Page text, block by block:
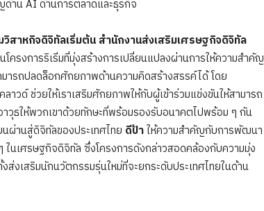
ด้าน AI ด้านการตลาดและธุรกิจ
าหกิจดิจิทัลเริ่มต้น สำนักงานส่งเสริมเศรษฐกิจดิจิทัล
โครงการริเริ่มที่มุ่งสร้างการเปลี่ยนแปลงผ่านการให้ความสำคัญ
รถปลดล็อกศักยภาพด้านความคิดสร้างสรรค์ได้ โดย
าวด์ ช่วยให้เราเสริมศักยภาพให้กับผู้เข้าร่วมแข่งขันให้สามารถ
วุธให้พวกเขาด้วยทักษะที่พร้อมรองรับอนาคตไปพร้อม ๆ กัน
ผ่านสู่ดิจิทัลของประเทศไทย ดีป้าให้ความสำคัญกับการพัฒนา
นเศรษฐกิจดิจิทัล ซึ่งโครงการดังกล่าวสอดคล้องกับความมุ่ง
งเสริมนักนวัตกรรมรุ่นใหม่ที่จะยกระดับประเทศไทยในด้าน